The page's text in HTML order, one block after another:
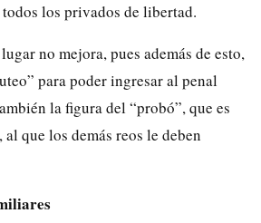
los privados de libertad.
no mejora, pues además de esto,
para poder ingresar al penal
la figura del “probó”, que es
que los demás reos le deben